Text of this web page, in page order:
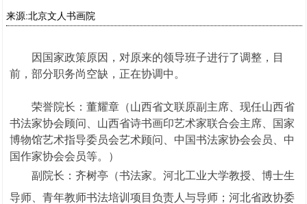
来源:北京文人书画院
因国家政策原因，对原来的领导班子进行了调整，目
前，部分职务尚空缺，正在协调中。
荣誉院长：董耀章（山西省文联原副主席 、现任山西省
书法家协会顾问、山西省诗书画印艺术家联合会主席、国家
博物馆艺术指导委员会艺术顾问
中国书法家协会会员、中
国作家协会会员等。）
副院长：齐树亭（书法家。河北工业大学教授、博士生
导师、青年教师书法培训项目负责人与导师；河北省政协委